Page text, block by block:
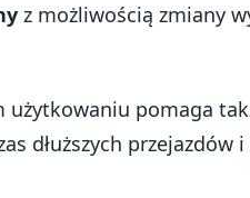
z możliwością zmiany
użytkowaniu pomaga
dłuższych przejazdów